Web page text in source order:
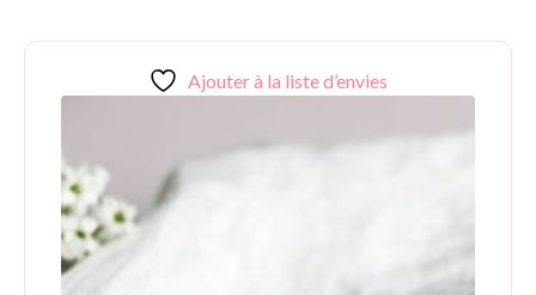
Ajouter à la liste d’envies